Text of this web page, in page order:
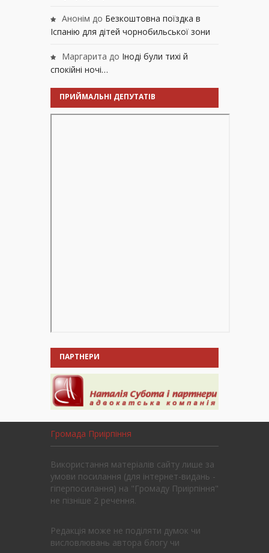
Анонім до Безкоштовна поїздка в
Іспанію для дітей чорнобильської зони
Маргарита до Іноді були тихі й
спокійні ночі…
ПРИЙМАЛЬНІ ДЕПУТАТІВ
ПАРТНЕРИ
Громада Приірпіння
Використання матеріалів сайту лише за
умови посилання (для інтернет-видань -
гіперпосилання) на "Громаду Приірпіння"
не пізніше 2 речення.
Редакція може не поділяти думок чи
висловлювань автора блогу чи